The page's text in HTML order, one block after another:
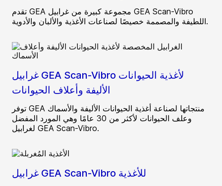
تقدم GEA مجموعة كبيرة من غرابيل GEA Scan-Vibro
اللطيفة والمصممة خصيصًا لصناعات الأغذية والألبان والأدوية.
غرابيل GEA Scan-Vibro لأغذية الحيوانات
الأليفة وأعلاف الحيوانات
توفر GEA منتجاتها لصناعة أغذية الحيوانات الأليفة والأسماك
وعلف الحيوانات لأكثر من 30 عامًا وهي المورد المفضل
لغرابيل GEA Scan-Vibro.
غرابيل GEA Scan-Vibro للأغذية